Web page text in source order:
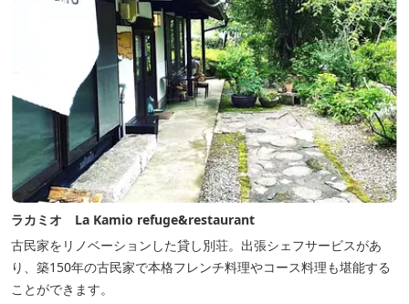
ラカミオ La Kamio refuge&restaurant
古民家をリノベーションした貸し別荘。出張シェフサービスがあ
り、築150年の古民家で本格フレンチ料理やコース料理も堪能する
ことができます。